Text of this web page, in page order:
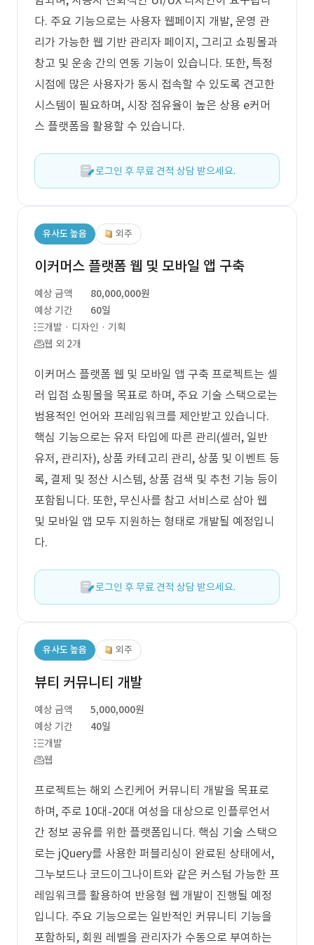
다. 주요 기능으로는 사용자 웹페이지 개발, 운영 관
리가 가능한 웹 기반 관리자 페이지, 그리고 쇼핑몰과
창고 및 운송 간의 연동 기능이 있습니다. 또한, 특정
시점에 많은 사용자가 동시 접속할 수 있도록 견고한
시스템이 필요하며, 시장 점유율이 높은 상용 e커머
스 플랫폼을 활용할 수 있습니다.
로그인 후 무료 견적 상담 받으세요.
유사도 높음 외주
이커머스 플랫폼 웹 및 모바일 앱 구축
예상 금액
80,000,000원
예상 기간
60일
개발 · 디자인 · 기획
웹 외 2개
이커머스 플랫폼 웹 및 모바일 앱 구축 프로젝트는 셀
러 입점 쇼핑몰을 목표로 하며, 주요 기술 스택으로는
범용적인 언어와 프레임워크를 제안받고 있습니다.
핵심 기능으로는 유저 타입에 따른 관리(셀러, 일반
유저, 관리자), 상품 카테고리 관리, 상품 및 이벤트 등
록, 결제 및 정산 시스템, 상품 검색 및 추천 기능 등이
포함됩니다. 또한, 무신사를 참고 서비스로 삼아 웹
및 모바일 앱 모두 지원하는 형태로 개발될 예정입니
다.
로그인 후 무료 견적 상담 받으세요.
유사도 높음 외주
뷰티 커뮤니티 개발
예상 금액
5,000,000원
예상 기간
40일
개발
웹
프로젝트는 해외 스킨케어 커뮤니티 개발을 목표로
하며, 주로 10대-20대 여성을 대상으로 인플루언서
간 정보 공유를 위한 플랫폼입니다. 핵심 기술 스택으
로는 jQuery를 사용한 퍼블리싱이 완료된 상태에서,
그누보드나 코드이그나이트와 같은 커스텀 가능한 프
레임워크를 활용하여 반응형 웹 개발이 진행될 예정
입니다. 주요 기능으로는 일반적인 커뮤니티 기능을
포함하되, 회원 레벨을 관리자가 수동으로 부여하는